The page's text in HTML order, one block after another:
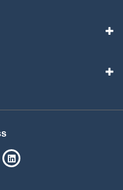
Facebook
SPSM på Instagram